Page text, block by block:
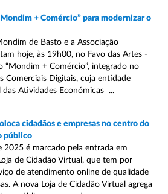
+ Comércio” para modernizar o
de Basto e a Associação
hoje, às 19h00, no Favo das Artes -
“Mondim + Comércio”, integrado no
Comerciais Digitais, cuja entidade
das Atividades Económicas ...
cidadãos e empresas no centro do
público
é marcado pela entrada em
de Cidadão Virtual, que tem por
de atendimento online de qualidade
A nova Loja de Cidadão Virtual agrega